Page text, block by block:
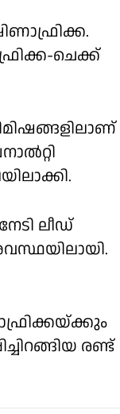
ചെക്ക്
ലീഡ്
രണ്ട്